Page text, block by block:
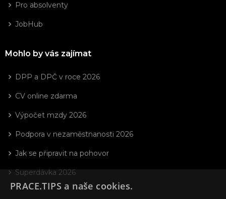
Pro absolventy
JobHub
Mohlo by vás zajímat
DPP a DPČ v roce 2026
CV online zdarma
Výpočet mzdy 2026
Podpora v nezaměstnanosti 2026
Jak se připravit na pohovor
Superdávka 2026
PRACE.TIPS a naše cookies.